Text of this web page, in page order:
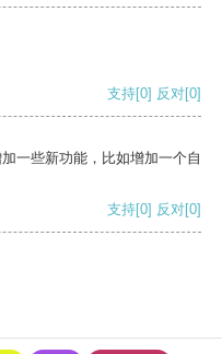
支持[0] 反对[0]
一些新功能，比如增加一个自
支持[0] 反对[0]